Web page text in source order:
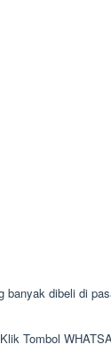
dibeli di
Tombol